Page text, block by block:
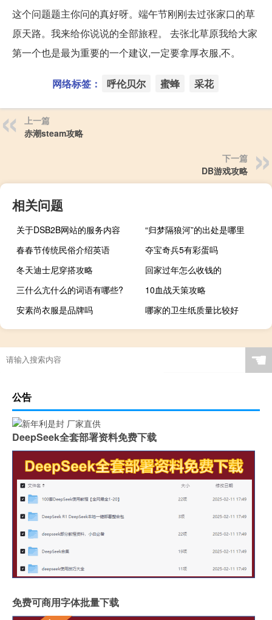
这个问题题主你问的真好呀。端午节刚刚去过张家口的草
原天路。我来给你说说的全部旅程。 去张北草原我给大家
第一个也是最为重要的一个建议,一定要拿厚衣服,不。
网络标签： 呼伦贝尔 蜜蜂 采花
上一篇
赤潮steam攻略
下一篇
DB游戏攻略
相关问题
关于DSB2B网站的服务内容
“归梦隔狼河”的出处是哪里
春春节传统民俗介绍英语
夺宝奇兵5有彩蛋吗
冬天迪士尼穿搭攻略
回家过年怎么收钱的
三什么亢什么的词语有哪些?
10血战天策攻略
安素尚衣服是品牌吗
哪家的卫生纸质量比较好
和供应商谈价格的技巧
☚
公告
DeepSeek全套部署资料免费下载
免费可商用字体批量下载